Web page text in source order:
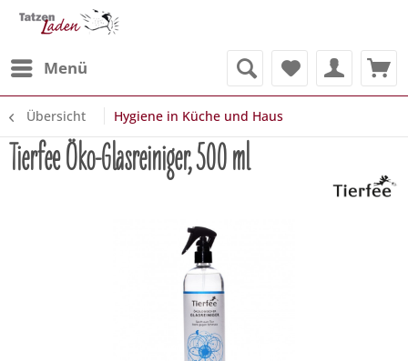
Menü
Übersicht Hygiene in Küche und Haus
Tierfee Öko-Glasreiniger, 500 ml